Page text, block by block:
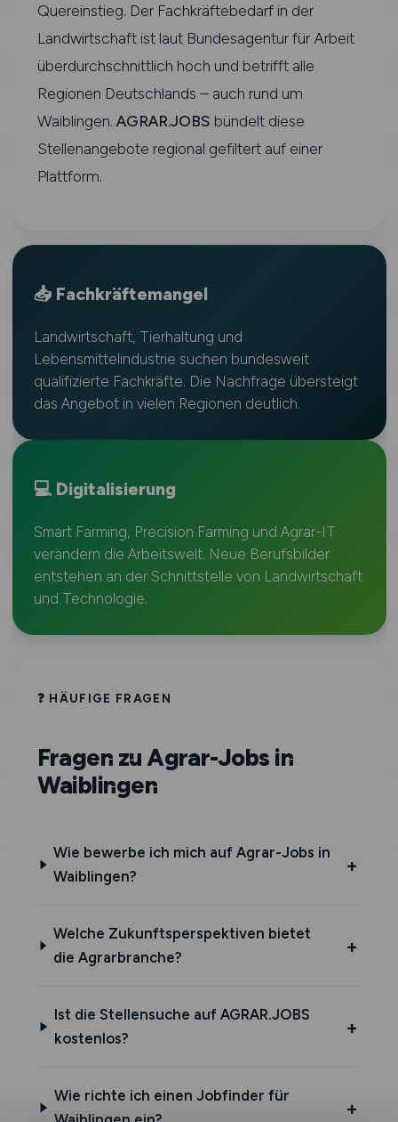
Quereinstieg. Der Fachkräftebedarf in der
Landwirtschaft ist laut Bundesagentur für Arbeit
überdurchschnittlich hoch und betrifft alle
Regionen Deutschlands – auch rund um
Waiblingen. AGRAR.JOBS bündelt diese
Stellenangebote regional gefiltert auf einer
Plattform.
📥 Fachkräftemangel
Landwirtschaft, Tierhaltung und
Lebensmittelindustrie suchen bundesweit
qualifizierte Fachkräfte. Die Nachfrage übersteigt
das Angebot in vielen Regionen deutlich.
💻 Digitalisierung
Smart Farming, Precision Farming und Agrar-IT
verändern die Arbeitswelt. Neue Berufsbilder
entstehen an der Schnittstelle von Landwirtschaft
und Technologie.
❓ HÄUFIGE FRAGEN
Fragen zu Agrar-Jobs in
Waiblingen
Wie bewerbe ich mich auf Agrar-Jobs in
Waiblingen?
Welche Zukunftsperspektiven bietet
die Agrarbranche?
Ist die Stellensuche auf AGRAR.JOBS
kostenlos?
Wie richte ich einen Jobfinder für